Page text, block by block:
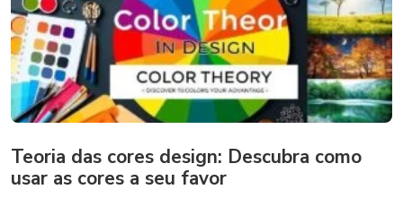
Teoria das cores design: Descubra como
usar as cores a seu favor